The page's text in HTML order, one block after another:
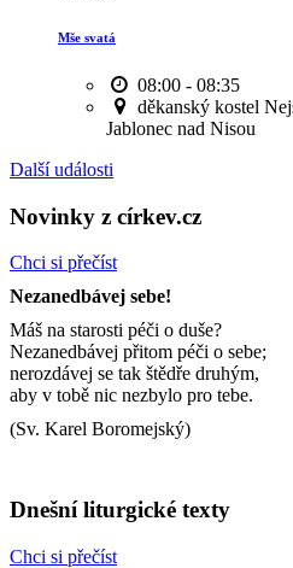
Mše svatá
08:00 - 08:35
děkanský kostel
Jablonec nad Nisou
Další události
Novinky z církev.cz
Chci si přečíst
Nezanedbávej sebe!
Máš na starosti péči o duše?
Nezanedbávej přitom péči o sebe;
nerozdávej se tak štědře druhým,
aby v tobě nic nezbylo pro tebe.
(Sv. Karel Boromejský)
Dnešní liturgické texty
Chci si přečíst